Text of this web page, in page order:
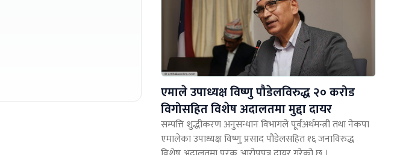
एमाले उपाध्यक्ष विष्णु पौडेलविरुद्ध २० करोड
विगोसहित विशेष अदालतमा मुद्दा दायर
सम्पत्ति शुद्धीकरण अनुसन्धान विभागले पूर्वअर्थमन्त्री तथा नेकपा
एमालेका उपाध्यक्ष विष्णु प्रसाद पौडेलसहित १६ जनाविरुद्ध